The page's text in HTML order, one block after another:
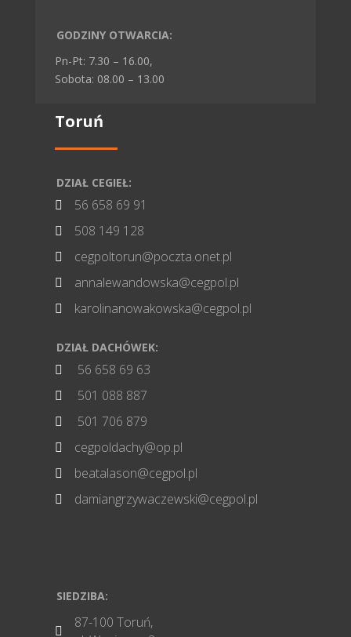
GODZINY OTWARCIA:
Pn-Pt: 7.30 – 16.00,
Sobota: 08.00 – 13.00
Toruń
DZIAŁ CEGIEŁ:
 56 658 69 91
 508 149 128
 cegpoltorun@poczta.onet.pl
 annalewandowska@cegpol.pl
 karolinanowakowska@cegpol.pl
DZIAŁ DACHÓWEK:
 56 658 69 63
 501 088 887
 501 706 879
 cegpoldachy@op.pl
 beatalason@cegpol.pl
 damiangrzywaczewski@cegpol.pl
SIEDZIBA:

87-100 Toruń,